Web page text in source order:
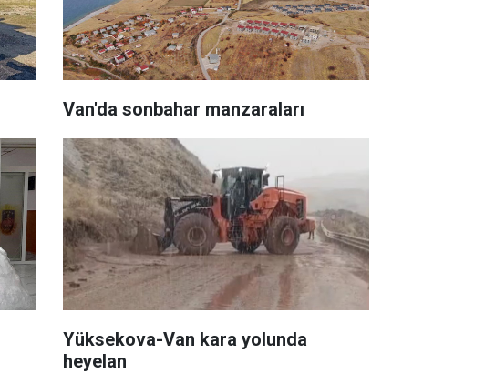
Van'da sonbahar manzaraları
Yüksekova-Van kara yolunda
heyelan